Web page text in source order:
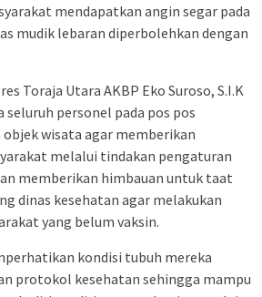
mendapatkan angin segar pada
mudik lebaran diperbolehkan dengan
Toraja Utara AKBP Eko Suroso, S.I.K
seluruh personel pada pos pos
objek wisata agar memberikan
melalui tindakan pengaturan
memberikan himbauan untuk taat
dinas kesehatan agar melakukan
yang belum vaksin.
kondisi tubuh mereka
protokol kesehatan sehingga mampu